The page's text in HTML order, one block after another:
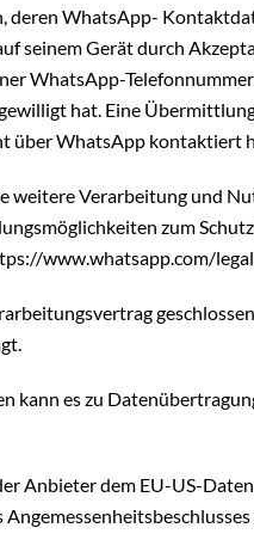
deren WhatsApp-
seinem Gerät durch
WhatsApp-
hat. Eine
WhatsApp kontaktiert
weitere Verarbeitung und
zum
www.whatsapp.com/legal
kann es zu
Anbieter dem EU-US-